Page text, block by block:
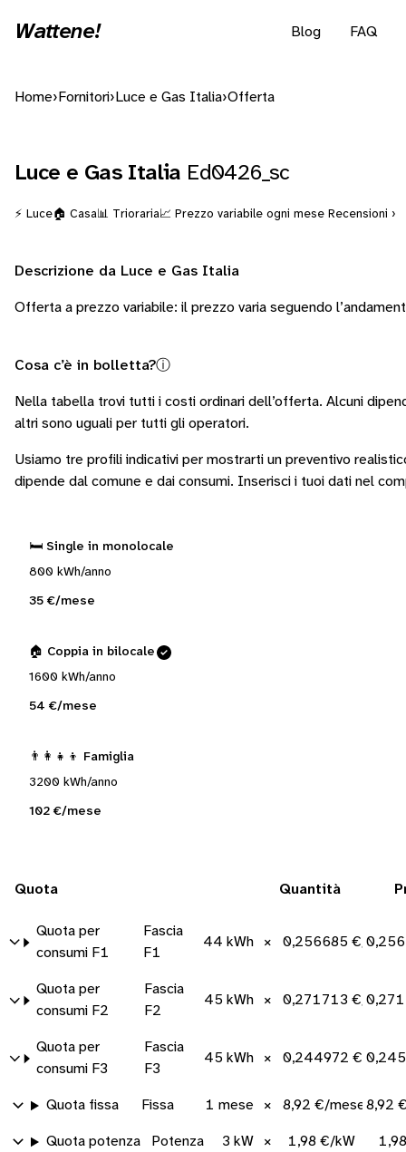
Wattene! Blog FAQ
Home› Fornitori› Luce e Gas Italia›Offerta
Luce e Gas Italia Ed0426_sc
⚡ Luce🏠 Casa📊 Trioraria📈 Prezzo variabile ogni mese Recensioni ›
Descrizione da Luce e Gas Italia
Offerta a prezzo variabile: il prezzo varia seguendo
Cosa c’è in bolletta?ⓘ
Nella tabella trovi tutti i costi ordinari dell’offerta. Alcuni
altri sono uguali per tutti gli operatori.
Usiamo tre profili indicativi per mostrarti un preventivo
dipende dal comune e dai consumi. Inserisci i tuoi dati nel
🛏️ Single in monolocale
800 kWh/anno
35 €/mese
🏠 Coppia in bilocale
1600 kWh/anno
54 €/mese
👨‍👩‍👧‍👦 Famiglia
3200 kWh/anno
102 €/mese
Quota Quantità
Quota per
consumi F1
Fascia
F1
44 kWh × 0,256685 €/kWh
Quota per
consumi F2
Fascia
F2
45 kWh × 0,271713 €/kWh
Quota per
consumi F3
Fascia
F3
45 kWh × 0,244972 €/kWh
Quota fissa Fissa 1 mese × 8,92 €/mese 8,92
Quota potenza Potenza 3 kW × 1,98 €/kW